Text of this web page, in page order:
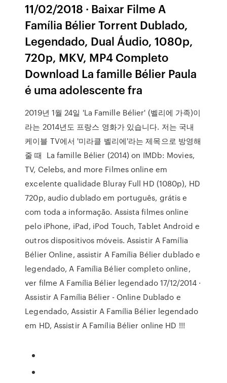
11/02/2018 · Baixar Filme A
Família Bélier Torrent Dublado,
Legendado, Dual Áudio, 1080p,
720p, MKV, MP4 Completo
Download La famille Bélier Paula
é uma adolescente fra
2019년 1월 24일 'La Famille Bélier' (벨리에 가족)이
라는 2014년도 프랑스 영화가 있습니다. 저는 국내
케이블 TV에서 '미라클 벨리에'라는 제목으로 방영해
줄 때 La famille Bélier (2014) on IMDb: Movies,
TV, Celebs, and more Filmes online em
excelente qualidade Bluray Full HD (1080p), HD
720p, audio dublado em português, grátis e
com toda a informação. Assista filmes online
pelo iPhone, iPad, iPod Touch, Tablet Android e
outros dispositivos móveis. Assistir A Família
Bélier Online, assistir A Família Bélier dublado e
legendado, A Família Bélier completo online,
ver filme A Família Bélier legendado 17/12/2014 ·
Assistir A Família Bélier - Online Dublado e
Legendado, Assistir A Família Bélier legendado
em HD, Assistir A Família Bélier online HD !!!